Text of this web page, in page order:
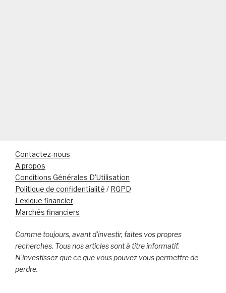
Contactez-nous
A propos
Conditions Générales D'Utilisation
Politique de confidentialité / RGPD
Lexique financier
Marchés financiers
Comme toujours, avant d'investir, faites vos propres
recherches. Tous nos articles sont à titre informatif.
N'investissez que ce que vous pouvez vous permettre de
perdre.